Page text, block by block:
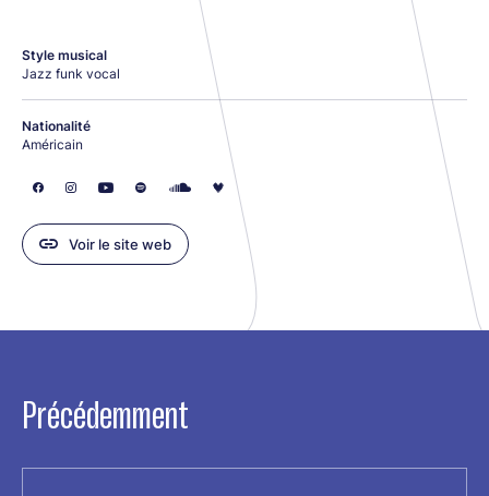
Style musical
Jazz funk vocal
Nationalité
Américain
Voir le site web
Précédemment